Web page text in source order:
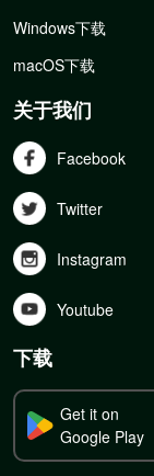
Windows下载
macOS下载
关于我们
Facebook
Twitter
Instagram
Youtube
下载
Get it on
Google Play